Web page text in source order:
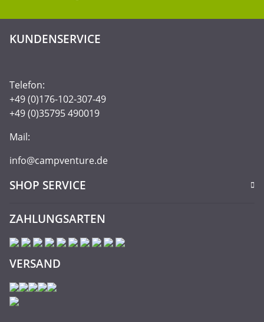
KUNDENSERVICE
Telefon:
+49 (0)176-102-307-49
+49 (0)35795 490019
Mail:
info@campventure.de
SHOP SERVICE
ZAHLUNGSARTEN
VERSAND